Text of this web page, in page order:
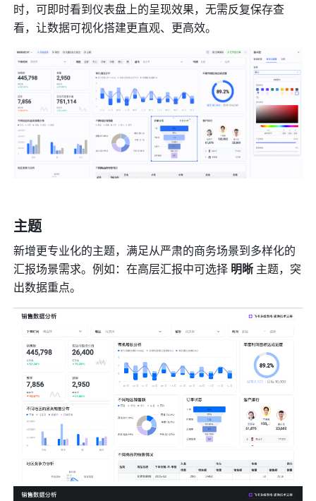
时，可即时看到仪表盘上的呈现效果，无需反复保存查
看，让数据可视化搭建更直观、更高效。
主题
新增更专业化的主题，满足从严肃的商务场景到多样化的
汇报场景需求。例如：在高层汇报中可选择 明晰 主题，突
出数据重点。